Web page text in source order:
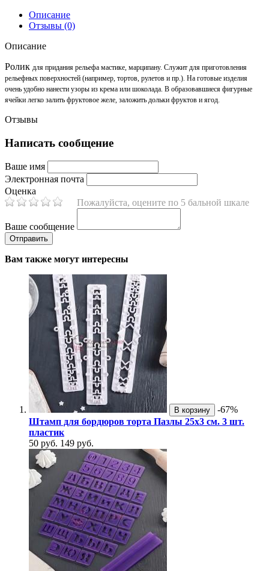
Описание
Отзывы (0)
Описание
Ролик для придания рельефа мастике, марципану. Служит для приготовления
рельефных поверхностей (например, тортов, рулетов и пр.). На готовые изделия
очень удобно нанести узоры из крема или шоколада. В образовавшиеся фигурные
ячейки легко залить фруктовое желе, заложить дольки фруктов и ягод.
Отзывы
Написать сообщение
Ваше имя
Электронная почта
Оценка
Пожалуйста, оцените по 5 бальной шкале
Ваше сообщение
Вам также могут интересны
В корзину
-67%
Штамп для бордюров торта Пазлы 25х3 см. 3 шт.
пластик
50 руб. 149 руб.